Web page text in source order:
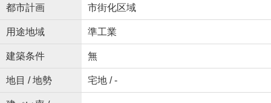
都市計画 市街化区域
用途地域 準工業
建築条件 無
地目 / 地勢 宅地 / -